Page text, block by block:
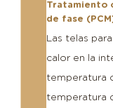
Tratamiento
de fase
Las telas
calor en la
temperatura
temperatura